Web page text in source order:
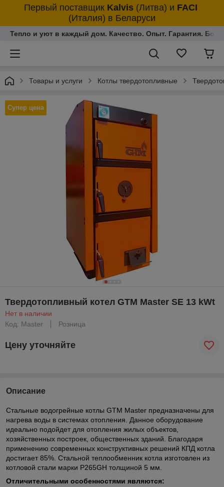
Первый поставщик Kalvis (Литва) и FACI
(Италия) в Беларуси
Тепло и уют в каждый дом. Качество. Опыт. Гарантия.
Товары и услуги Котлы твердотопливные
Супер цена
Твердотопливный котел GTM Master SE 13 kWt
Нет в наличии
Код: Master
Розница
Цену уточняйте
Описание
Стальные водогрейные котлы GTM Master предназначены для
нагрева воды в системах отопления. Данное оборудование
идеально подойдет для отопления жилых объектов,
хозяйственных построек, общественных зданий. Благодаря
применению современных конструктивных решений КПД котла
достигает 85%. Стальной теплообменник котла изготовлен из
котловой стали марки P265GH толщиной 5 мм.
Отличительными особенностями являются: